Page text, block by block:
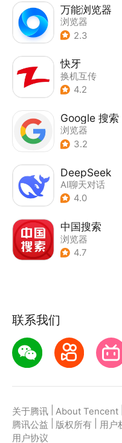
万能浏览器
浏览器
2.3
快牙
换机互传
4.2
Google 搜索
浏览器
3.2
DeepSeek
AI聊天对话
4.0
中国搜索
浏览器
4.7
联系我们
关于腾讯 About Tencent
腾讯公益
版权所有 用户
用户协议